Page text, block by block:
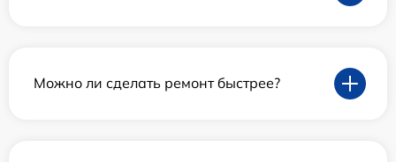
Можно ли сделать ремонт быстрее?